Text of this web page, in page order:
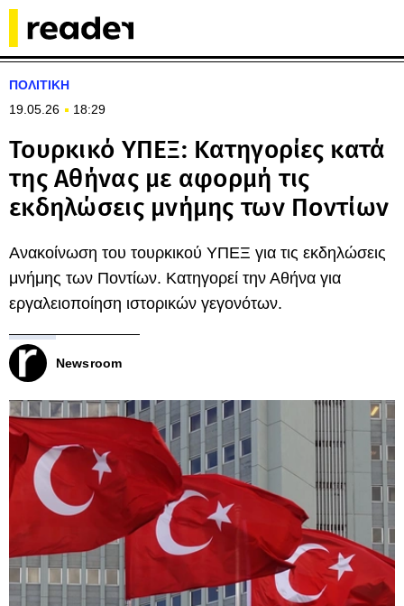
ΠΟΛΙΤΙΚΗ
19.05.26
18:29
Τουρκικό ΥΠΕΞ: Κατηγορίες κατά
της Αθήνας με αφορμή τις
εκδηλώσεις μνήμης των Ποντίων
Ανακοίνωση του τουρκικού ΥΠΕΞ για τις εκδηλώσεις
μνήμης των Ποντίων. Κατηγορεί την Αθήνα για
εργαλειοποίηση ιστορικών γεγονότων.
Newsroom